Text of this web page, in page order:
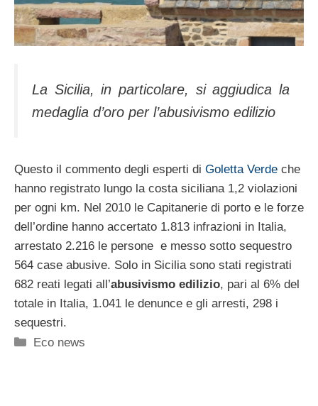
La Sicilia, in particolare, si aggiudica la
medaglia d’oro per l’abusivismo edilizio
Questo il commento degli esperti di Goletta Verde che
hanno registrato lungo la costa siciliana 1,2 violazioni
per ogni km. Nel 2010 le Capitanerie di porto e le forze
dell’ordine hanno accertato 1.813 infrazioni in Italia,
arrestato 2.216 le persone e messo sotto sequestro
564 case abusive. Solo in Sicilia sono stati registrati
682 reati legati all’abusivismo edilizio, pari al 6% del
totale in Italia, 1.041 le denunce e gli arresti, 298 i
sequestri.
Categorie
Eco news